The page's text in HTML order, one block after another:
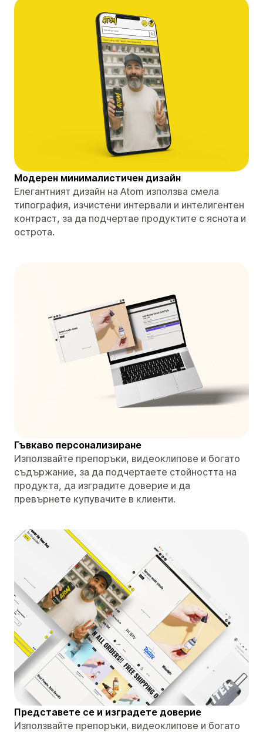
Модерен минималистичен дизайн
Елегантният дизайн на Atom използва смела
типография, изчистени интервали и интелигентен
контраст, за да подчертае продуктите с яснота и
острота.
Гъвкаво персонализиране
Използвайте препоръки, видеоклипове и богато
съдържание, за да подчертаете стойността на
продукта, да изградите доверие и да
превърнете купувачите в клиенти.
Представете се и изградете доверие
Използвайте препоръки, видеоклипове и богато